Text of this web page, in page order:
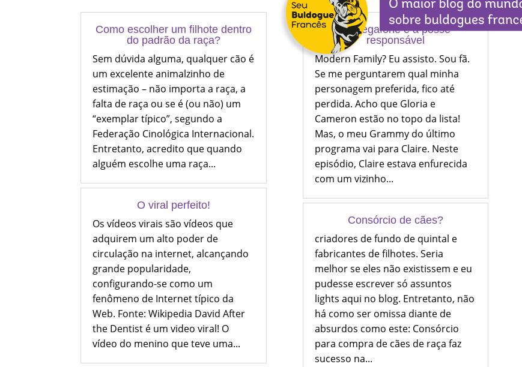
Como escolher um filhote dentro
do padrão da raça?
Sem dúvida alguma, qualquer cão é
um excelente animalzinho de
estimação – não importa a raça, a
falta de raça ou se é (ou não) um
“exemplar típico”, segundo a
Federação Cinológica Internacional.
Entretanto, acredito que quando
alguém escolhe uma raça...
O viral perfeito!
Os vídeos virais são vídeos que
adquirem um alto poder de
circulação na internet, alcançando
grande popularidade,
configurando-se como um
fenômeno de Internet típico da
Web. Fonte: Wikipedia David After
the Dentist é um video viral! O
vídeo do menino que teve uma...
O megafone e a posse
responsável
Modern Family? Eu assisto. Sou fã.
Se me perguntarem qual minha
personagem preferida, fico até
perdida. Acho que Gloria e
Cameron estão no topo da lista!
Mas, o meu Grammy do último
programa vai para Claire. Neste
episódio, Claire estava enfurecida
com um vizinho...
Consórcio de cães?
criadores de fundo de quintal e
fabricantes de filhotes. Seria
melhor se eles não existissem e eu
pudesse escrever só assuntos
lights aqui no blog. Entretanto, não
há como ser omissa diante de
absurdos como este: Consórcio
para compra de cães de raça faz
sucesso na...